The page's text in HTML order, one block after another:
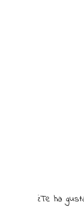
¿Te ha